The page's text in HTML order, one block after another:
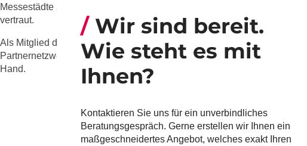
Messestädte zu gewährleisten. Dank unserer langjährigen Expertise
vertraut.
Als Mitglied des FAMAB Kommunikationsverbands im
Partnernetzwerk und unseren hochqualifizierten und zuverlässigen
Hand.
Wir sind bereit.
Wie steht es mit
Ihnen?
Kontaktieren Sie uns für ein unverbindliches
Beratungsgespräch. Gerne erstellen wir Ihnen ein
maßgeschneidertes Angebot, welches exakt Ihren